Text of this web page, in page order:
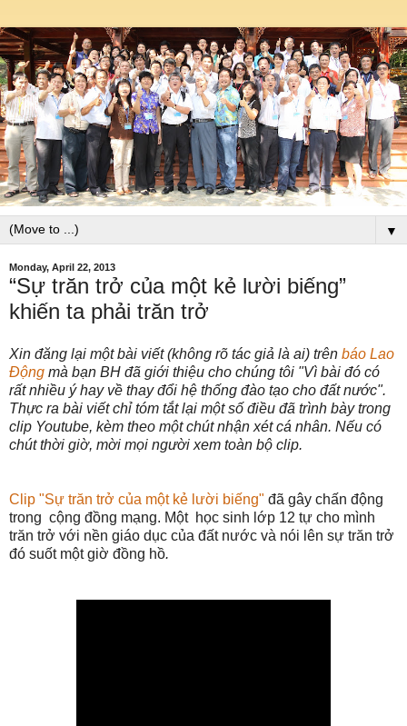
▼
Monday, April 22, 2013
“Sự trăn trở của một kẻ lười biếng”
khiến ta phải trăn trở
Xin đăng lại một bài viết (không rõ tác giả là ai) trên báo Lao
Động mà bạn BH đã giới thiệu cho chúng tôi "Vì bài đó có
rất nhiều ý hay về thay đổi hệ thống đào tạo cho đất nước".
Thực ra bài viết chỉ tóm tắt lại một số điều đã trình bày trong
clip Youtube, kèm theo một chút nhận xét cá nhân. Nếu có
chút thời giờ, mời mọi người xem toàn bộ clip.
Clip "Sự trăn trở của một kẻ lười biếng" đã gây chấn động
trong cộng đồng mạng. Một học sinh lớp 12 tự cho mình
trăn trở với nền giáo dục của đất nước và nói lên sự trăn trở
đó suốt một giờ đồng hồ.